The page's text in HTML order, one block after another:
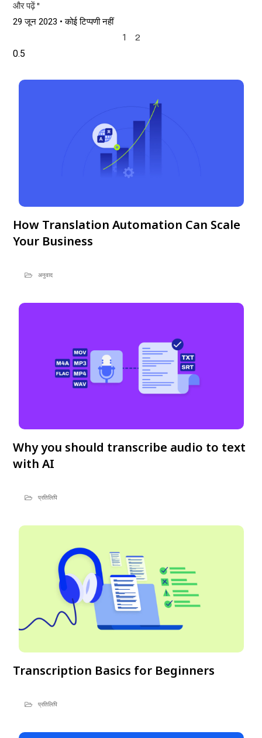
और पढ़ें "
29 जून 2023
कोई टिप्पणी नहीं
1
2
How Translation Automation Can Scale
Your Business
अनुवाद
Why you should transcribe audio to text
with AI
प्रतिलिपि
Transcription Basics for Beginners
प्रतिलिपि